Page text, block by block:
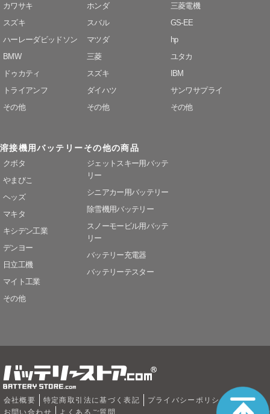
カワサキ
スズキ
ハーレーダビッドソン
BMW
ドゥカティ
トライアンフ
その他
ホンダ
スバル
マツダ
三菱
スズキ
ダイハツ
その他
三菱電機
GS-EE
hp
ユタカ
IBM
サンワサプライ
その他
溶接機用バッテリー
クボタ
やまびこ
ヘッズ
マキタ
キシデン工業
デンヨー
日立工機
マイト工業
その他
その他の商品
ジェットスキー用バッテ
リー
シニアカー用バッテリー
除雪機用バッテリー
スノーモービル用バッテ
リー
バッテリー充電器
バッテリーテスター
会社概要 特定商取引法に基づく表記
プライバシーポリシー
お問い合わせ
よくあるご質問